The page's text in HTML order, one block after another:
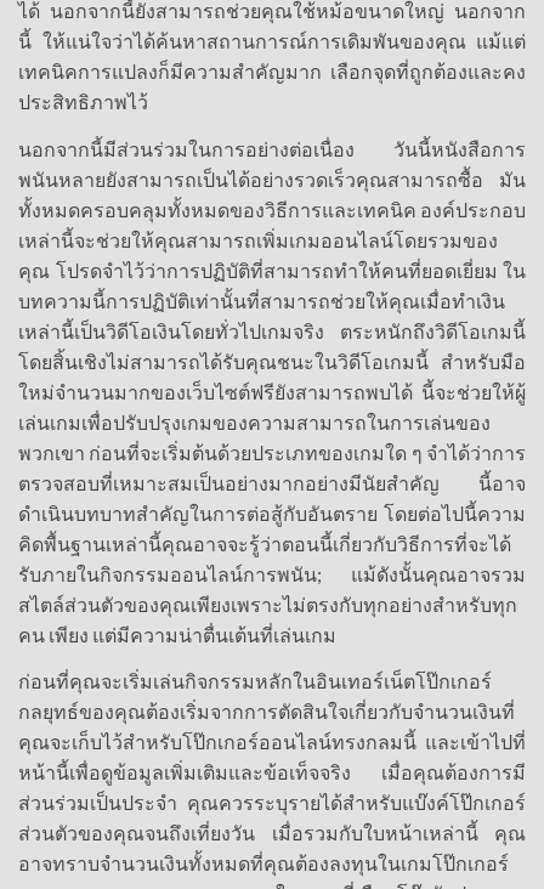
ได้ นอกจากนี้ยังสามารถช่วยคุณใช้หม้อขนาดใหญ่ นอกจาก
นี้ ให้แน่ใจว่าได้ค้นหาสถานการณ์การเดิมพันของคุณ แม้แต่
เทคนิคการแปลงก็มีความสำคัญมาก เลือกจุดที่ถูกต้องและคง
ประสิทธิภาพไว้
นอกจากนี้มีส่วนร่วมในการอย่างต่อเนื่อง
วันนี้หนังสือการ
พนันหลายยังสามารถเป็นได้อย่างรวดเร็วคุณสามารถซื้อ
มัน
ทั้งหมดครอบคลุมทั้งหมดของวิธีการและเทคนิค องค์ประกอบ
เหล่านี้จะช่วยให้คุณสามารถเพิ่มเกมออนไลน์โดยรวมของ
คุณ โปรดจำไว้ว่าการปฏิบัติที่สามารถทำให้คนที่ยอดเยี่ยม ใน
บทความนี้การปฏิบัติเท่านั้นที่สามารถช่วยให้คุณเมื่อทำเงิน
เหล่านี้เป็นวิดีโอเงินโดยทั่วไปเกมจริง
ตระหนักถึงวิดีโอเกมนี้
โดยสิ้นเชิงไม่สามารถได้รับคุณชนะในวิดีโอเกมนี้
สำหรับมือ
ใหม่จำนวนมากของเว็บไซต์ฟรียังสามารถพบได้ นี้จะช่วยให้ผู้
เล่นเกมเพื่อปรับปรุงเกมของความสามารถในการเล่นของ
พวกเขา ก่อนที่จะเริ่มต้นด้วยประเภทของเกมใด ๆ จำได้ว่าการ
ตรวจสอบที่เหมาะสมเป็นอย่างมากอย่างมีนัยสำคัญ
นี้อาจ
ดำเนินบทบาทสำคัญในการต่อสู้กับอันตราย โดยต่อไปนี้ความ
คิดพื้นฐานเหล่านี้คุณอาจจะรู้ว่าตอนนี้เกี่ยวกับวิธีการที่จะได้
รับภายในกิจกรรมออนไลน์การพนัน;
แม้ดังนั้นคุณอาจรวม
สไตล์ส่วนตัวของคุณเพียงเพราะไม่ตรงกับทุกอย่างสำหรับทุก
คน เพียง แต่มีความน่าตื่นเต้นที่เล่นเกม
ก่อนที่คุณจะเริ่มเล่นกิจกรรมหลักในอินเทอร์เน็ตโป๊กเกอร์
กลยุทธ์ของคุณต้องเริ่มจากการตัดสินใจเกี่ยวกับจำนวนเงินที่
คุณจะเก็บไว้สำหรับโป๊กเกอร์ออนไลน์ทรงกลมนี้ และเข้าไปที่
หน้านี้เพื่อดูข้อมูลเพิ่มเติมและข้อเท็จจริง
เมื่อคุณต้องการมี
ส่วนร่วมเป็นประจำ คุณควรระบุรายได้สำหรับแบ๊งค์โป๊กเกอร์
ส่วนตัวของคุณจนถึงเที่ยงวัน
เมื่อรวมกับใบหน้าเหล่านี้
คุณ
อาจทราบจำนวนเงินทั้งหมดที่คุณต้องลงทุนในเกมโป๊กเกอร์